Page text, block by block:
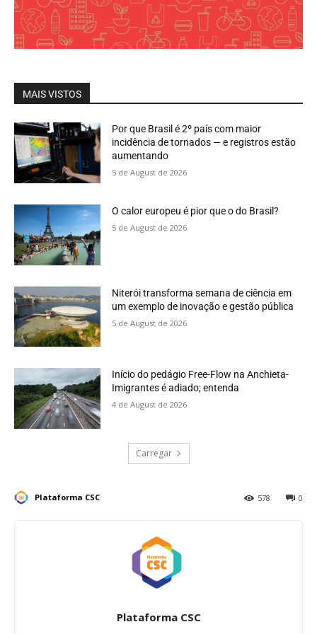
MAIS VISTOS
Por que Brasil é 2º país com maior
incidência de tornados — e registros estão
aumentando
5 de August de 2026
O calor europeu é pior que o do Brasil?
5 de August de 2026
Niterói transforma semana de ciência em
um exemplo de inovação e gestão pública
5 de August de 2026
Início do pedágio Free-Flow na Anchieta-
Imigrantes é adiado; entenda
4 de August de 2026
Carregar
Plataforma CSC 0
578
Plataforma CSC